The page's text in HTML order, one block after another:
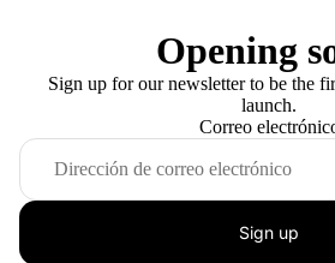
Opening
Sign up for our newsletter to be the
launch.
Correo
Sign up